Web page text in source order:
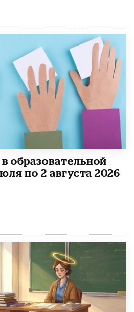
образовательной
по 2 августа 2026